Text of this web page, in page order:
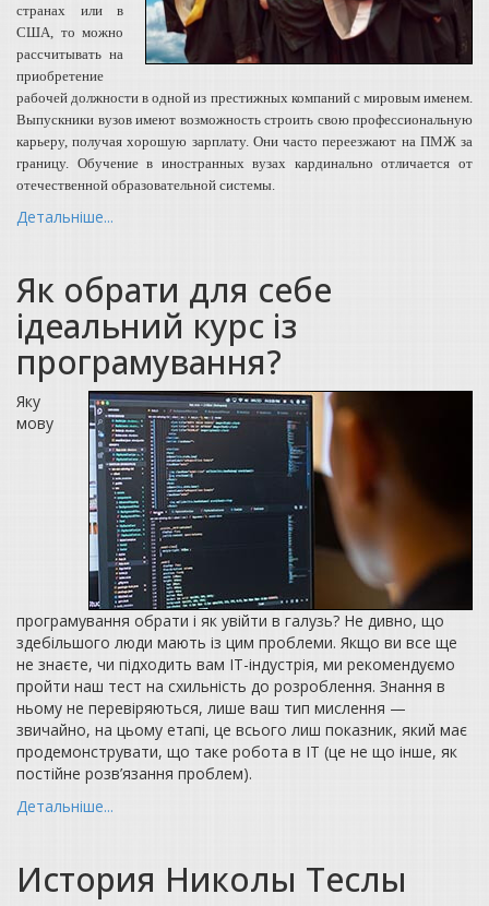
странах или в
США, то можно
рассчитывать на
приобретение
рабочей должности в одной из престижных компаний с мировым именем.
Выпускники вузов имеют возможность строить свою профессиональную
карьеру, получая хорошую зарплату. Они часто переезжают на ПМЖ за
границу. Обучение в иностранных вузах кардинально отличается от
отечественной образовательной системы.
Детальніше...
Як обрати для себе
ідеальний курс із
програмування?
Яку
мову
програмування обрати і як увійти в галузь? Не дивно, що
здебільшого люди мають із цим проблеми. Якщо ви все ще
не знаєте, чи підходить вам ІТ-індустрія, ми рекомендуємо
пройти наш тест на схильність до розроблення. Знання в
ньому не перевіряються, лише ваш тип мислення —
звичайно, на цьому етапі, це всього лиш показник, який має
продемонструвати, що таке робота в ІТ (це не що інше, як
постійне розв’язання проблем).
Детальніше...
История Николы Теслы